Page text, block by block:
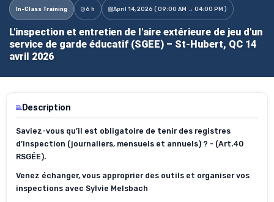
In-Class Training 6 h April 14, 2026 ( 09:00 AM → 04:00 PM )
L'inspection et entretien de l'aire extérieure de jeu d'un
service de garde éducatif (SGEE) – St-Hubert, QC 14
avril 2026
Description
Saviez-vous qu’il est obligatoire de tenir des registres
d’inspection (journaliers, mensuels et annuels) ? - (Art.40
RSGÉE).
Venez échanger, vous approprier des outils et organiser vos
inspections avec Sylvie Melsbach